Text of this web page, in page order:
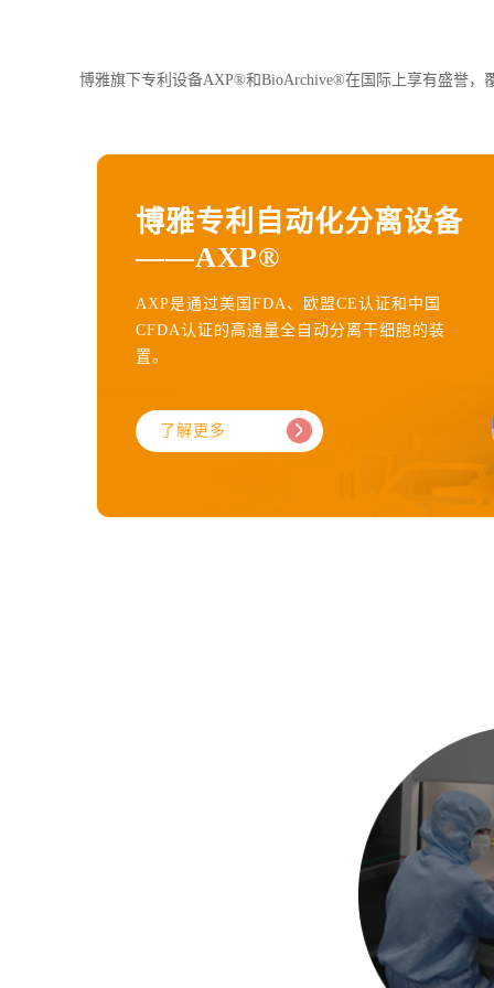
博雅旗下专利设备AXP®和BioArchive®在国际上享有盛誉，
博雅专利自动化分离设备
——AXP®
AXP是通过美国FDA、欧盟CE认证和中国
CFDA认证的高通量全自动分离干细胞的装
置。
了解更多